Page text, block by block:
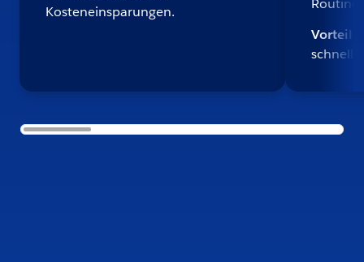
Kosteneinsparungen.
Vorteil